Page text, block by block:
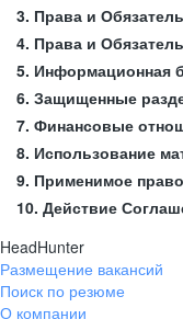
3. Права и
4. Права и
5. Информационная
6. Защищенные
7. Финансовые
8. Использование
9. Применимое
10. Действие
HeadHunter
Размещение вакансий
Поиск по резюме
О компании